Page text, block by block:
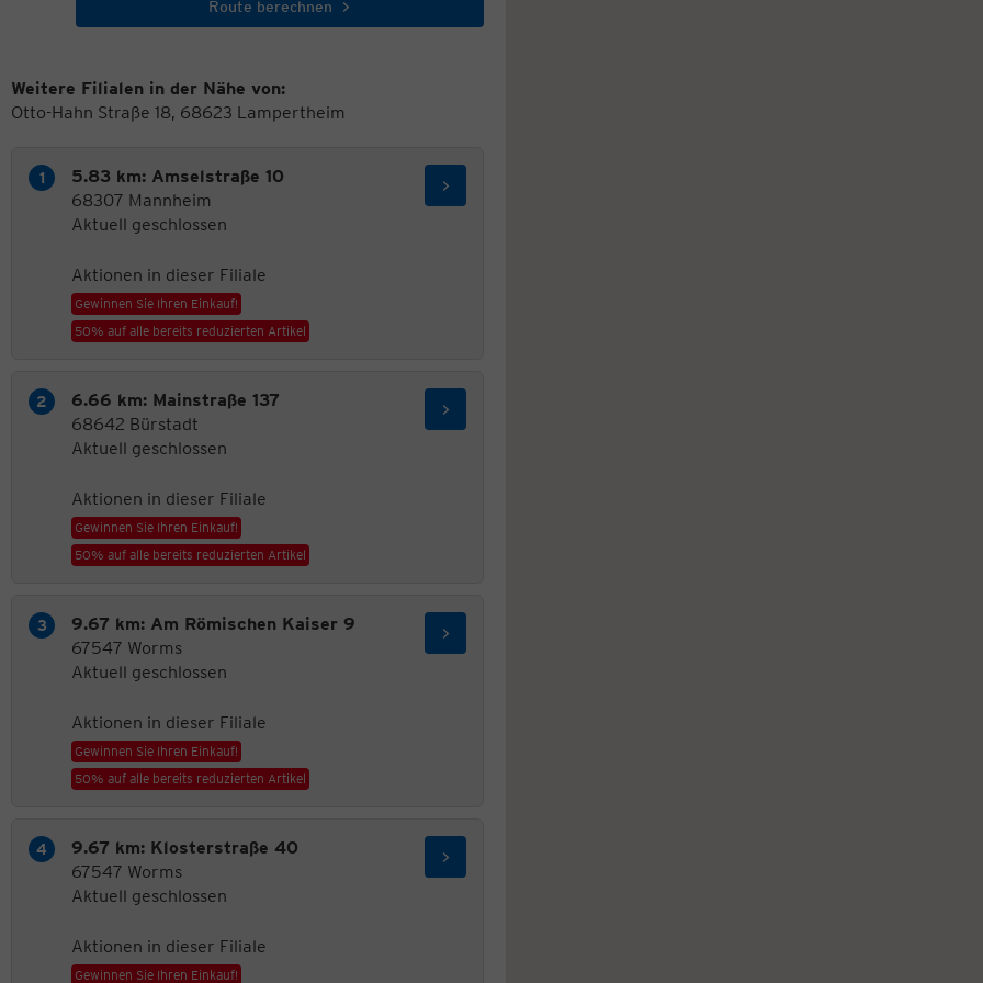
Route berechnen
Weitere Filialen in der Nähe von:
Otto-Hahn Straße 18, 68623 Lampertheim
5.83 km: Amselstraße 10
68307 Mannheim
Aktuell geschlossen
Aktionen in dieser Filiale
Gewinnen Sie Ihren Einkauf!
50% auf alle bereits reduzierten Artikel
6.66 km: Mainstraße 137
68642 Bürstadt
Aktuell geschlossen
Aktionen in dieser Filiale
Gewinnen Sie Ihren Einkauf!
50% auf alle bereits reduzierten Artikel
9.67 km: Am Römischen Kaiser 9
67547 Worms
Aktuell geschlossen
Aktionen in dieser Filiale
Gewinnen Sie Ihren Einkauf!
50% auf alle bereits reduzierten Artikel
9.67 km: Klosterstraße 40
67547 Worms
Aktuell geschlossen
Aktionen in dieser Filiale
Gewinnen Sie Ihren Einkauf!